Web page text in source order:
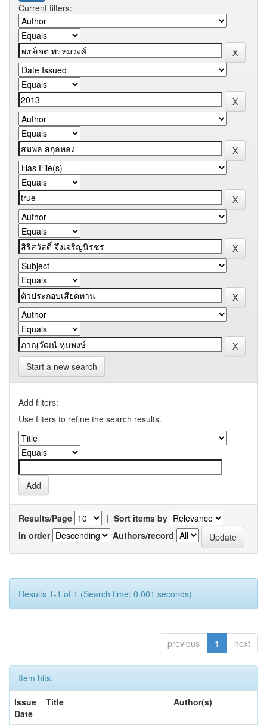
Current filters:
Start a new search
Add filters:
Use filters to refine the search results.
Results/Page | Sort items by
In order
Authors/record
Results 1-1 of 1 (Search time: 0.001 seconds).
previous 1 next
Item hits:
Issue
Date
Title Author(s)